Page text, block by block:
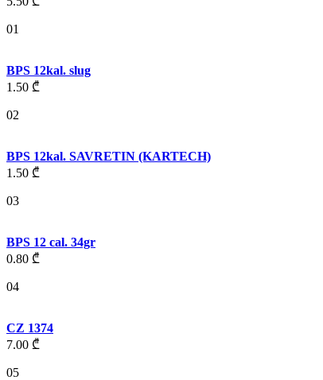
01
BPS 12kal. slug
1.50 ₾
02
BPS 12kal. SAVRETIN (KARTECH)
1.50 ₾
03
BPS 12 cal. 34gr
0.80 ₾
04
CZ 1374
7.00 ₾
05